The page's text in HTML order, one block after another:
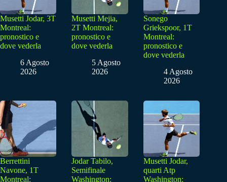
Musetti Jodar, 3T
Montreal:
pronostico e
dove vederla
6 Agosto
2026
Musetti Mejia,
2T Montreal:
pronostico e
dove vederla
5 Agosto
2026
Sonego
Griekspoor, 1T
Montreal:
pronostico e
dove vederla
4 Agosto
2026
Berrettini
Navone, 1T
Montreal:
Jodar Tabilo,
Semifinale
Washington:
Musetti Jodar,
quarti Atp
Washington: